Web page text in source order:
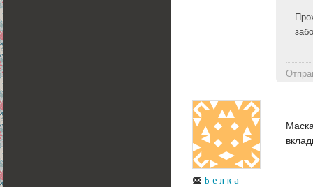
Б е л к а